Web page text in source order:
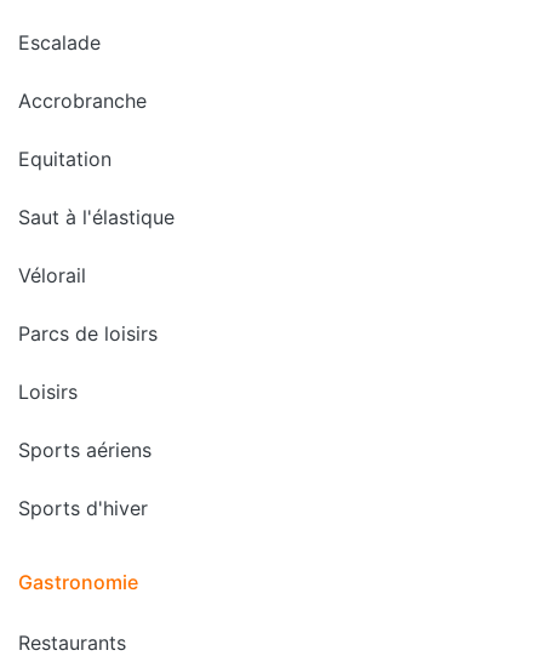
Escalade
Accrobranche
Equitation
Saut à l'élastique
Vélorail
Parcs de loisirs
Loisirs
Sports aériens
Sports d'hiver
Gastronomie
Restaurants